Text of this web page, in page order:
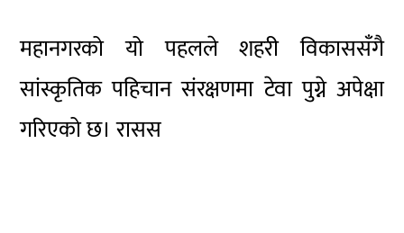
महानगरको यो पहलले शहरी विकाससँगै
सांस्कृतिक पहिचान संरक्षणमा टेवा पुग्ने अपेक्षा
गरिएको छ। रासस